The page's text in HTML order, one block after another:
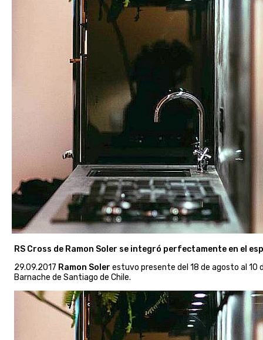
RS Cross de Ramon Soler se integró perfectamente en el
29.09.2017 Ramon Soler estuvo presente del 18 de agosto al 10
Barnache de Santiago de Chile.